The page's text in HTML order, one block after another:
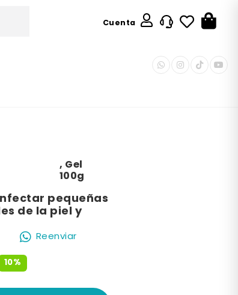
Cuenta
, Gel
100g
pequeñas
de la piel y
Reenviar
10%